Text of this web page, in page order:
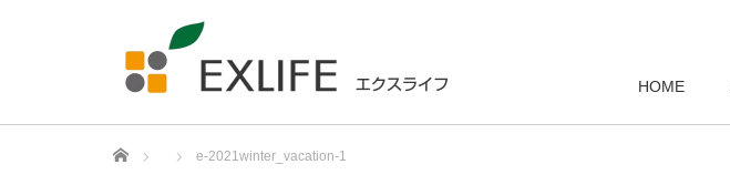
HOME
Home e-2021winter_vacation-1